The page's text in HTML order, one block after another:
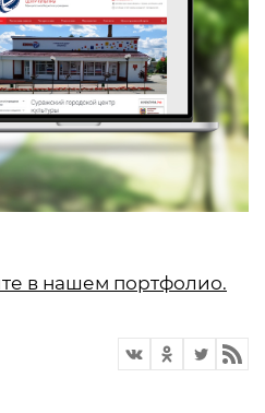
в нашем портфолио.